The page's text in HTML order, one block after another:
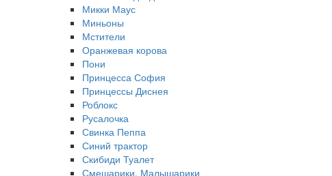
Микки Маус
Миньоны
Мстители
Оранжевая корова
Пони
Принцесса София
Принцессы Диснея
Роблокс
Русалочка
Свинка Пеппа
Синий трактор
Скибиди Туалет
Смешарики, Малышарики